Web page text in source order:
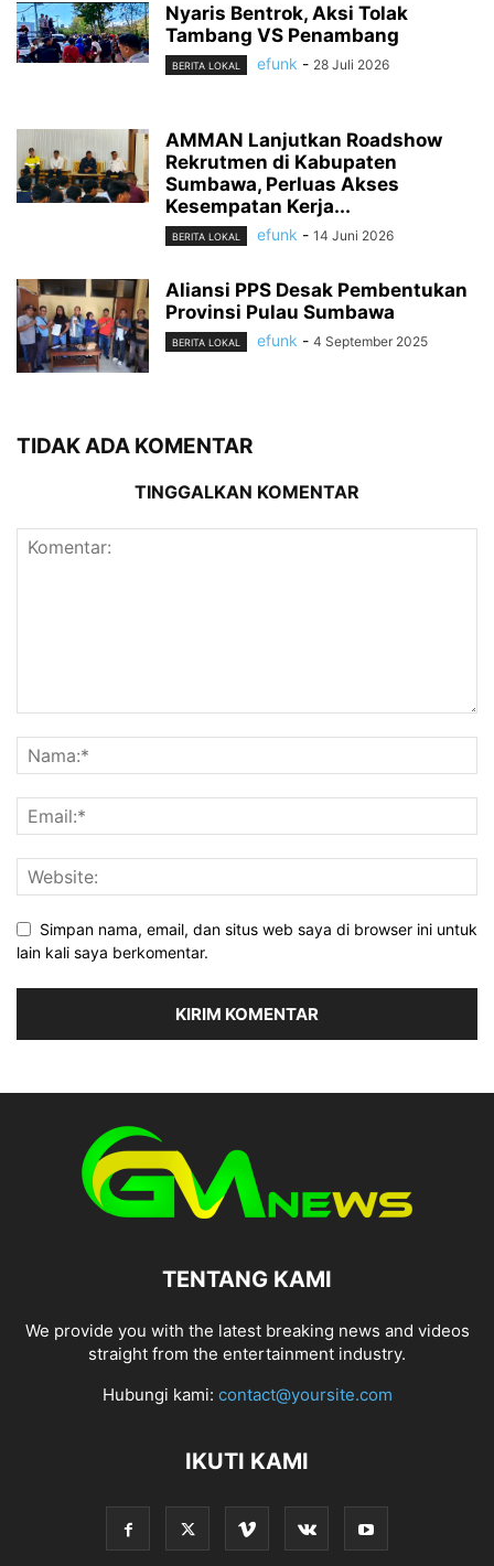
Nyaris Bentrok, Aksi Tolak
Tambang VS Penambang
BERITA LOKAL efunk - 28 Juli 2026
AMMAN Lanjutkan Roadshow
Rekrutmen di Kabupaten
Sumbawa, Perluas Akses
Kesempatan Kerja...
BERITA LOKAL efunk - 14 Juni 2026
Aliansi PPS Desak Pembentukan
Provinsi Pulau Sumbawa
BERITA LOKAL efunk - 4 September 2025
TIDAK ADA KOMENTAR
TINGGALKAN KOMENTAR
Simpan nama, email, dan situs web saya di browser ini untuk
lain kali saya berkomentar.
TENTANG KAMI
We provide you with the latest breaking news and videos
straight from the entertainment industry.
Hubungi kami: contact@yoursite.com
IKUTI KAMI